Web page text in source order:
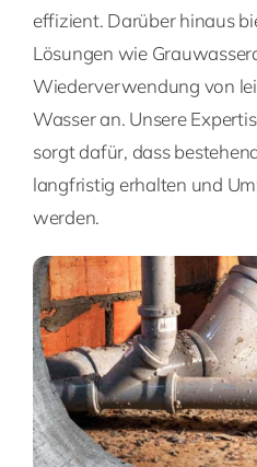
effizient. Darüber hinaus
Lösungen wie
Wiederverwendung von
Wasser an. Unsere
sorgt dafür, dass
langfristig erhalten und
werden.